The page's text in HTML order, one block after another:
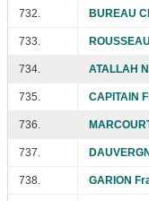
732. BUREAU
733.
734. ATALLAH
735. CAPITAIN
736.
737.
738. GARION